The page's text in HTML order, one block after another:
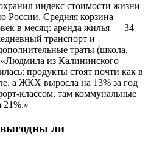
индекс стоимости жизни
России. Средняя корзина
в месяц: аренда жилья — 34
транспорт и
траты (школа,
из Калининского
продукты стоят почти как в
а ЖКХ выросла на 13% за год
классом, там коммунальные
21%.»
ли